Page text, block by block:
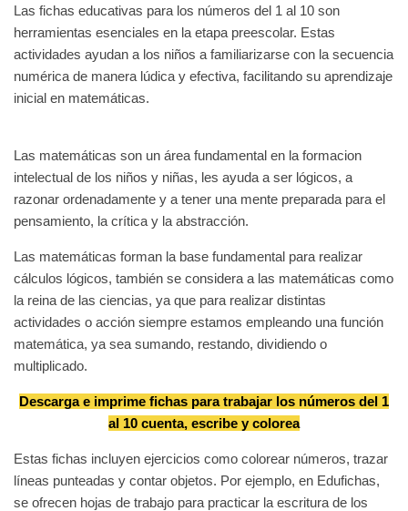
Las fichas educativas para los números del 1 al 10 son
herramientas esenciales en la etapa preescolar. Estas
actividades ayudan a los niños a familiarizarse con la secuencia
numérica de manera lúdica y efectiva, facilitando su aprendizaje
inicial en matemáticas.
Las matemáticas son un área fundamental en la formacion
intelectual de los niños y niñas, les ayuda a ser lógicos, a
razonar ordenadamente y a tener una mente preparada para el
pensamiento, la crítica y la abstracción.
Las matemáticas forman la base fundamental para realizar
cálculos lógicos, también se considera a las matemáticas como
la reina de las ciencias, ya que para realizar distintas
actividades o acción siempre estamos empleando una función
matemática, ya sea sumando, restando, dividiendo o
multiplicado.
Descarga e imprime fichas para trabajar los números del 1
al 10 cuenta, escribe y colorea
Estas fichas incluyen ejercicios como colorear números, trazar
líneas punteadas y contar objetos. Por ejemplo, en Edufichas,
se ofrecen hojas de trabajo para practicar la escritura de los